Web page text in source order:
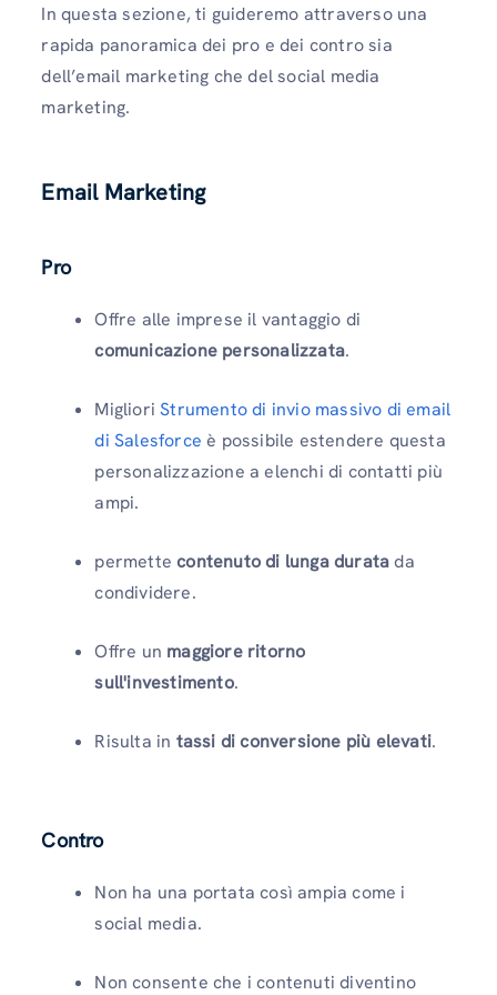
In questa sezione, ti guideremo attraverso una
rapida panoramica dei pro e dei contro sia
dell’email marketing che del social media
marketing.
Email Marketing
Pro
Offre alle imprese il vantaggio di
comunicazione personalizzata.
MiglioriStrumento di invio massivo di email
di Salesforceè possibile estendere questa
personalizzazione a elenchi di contatti più
ampi.
permettecontenuto di lunga duratada
condividere.
Offre un maggiore ritorno
sull'investimento.
Risulta in tassi di conversione più elevati.
Contro
Non ha una portata così ampia come i
social media.
Non consente che i contenuti diventino